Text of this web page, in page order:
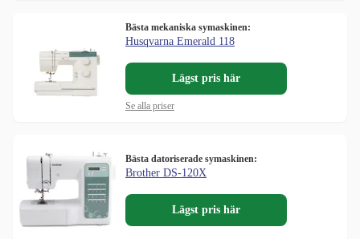
Bästa mekaniska symaskinen:
Husqvarna Emerald 118
Lägst pris här
Se alla priser
Bästa datoriserade symaskinen:
Brother DS-120X
Lägst pris här